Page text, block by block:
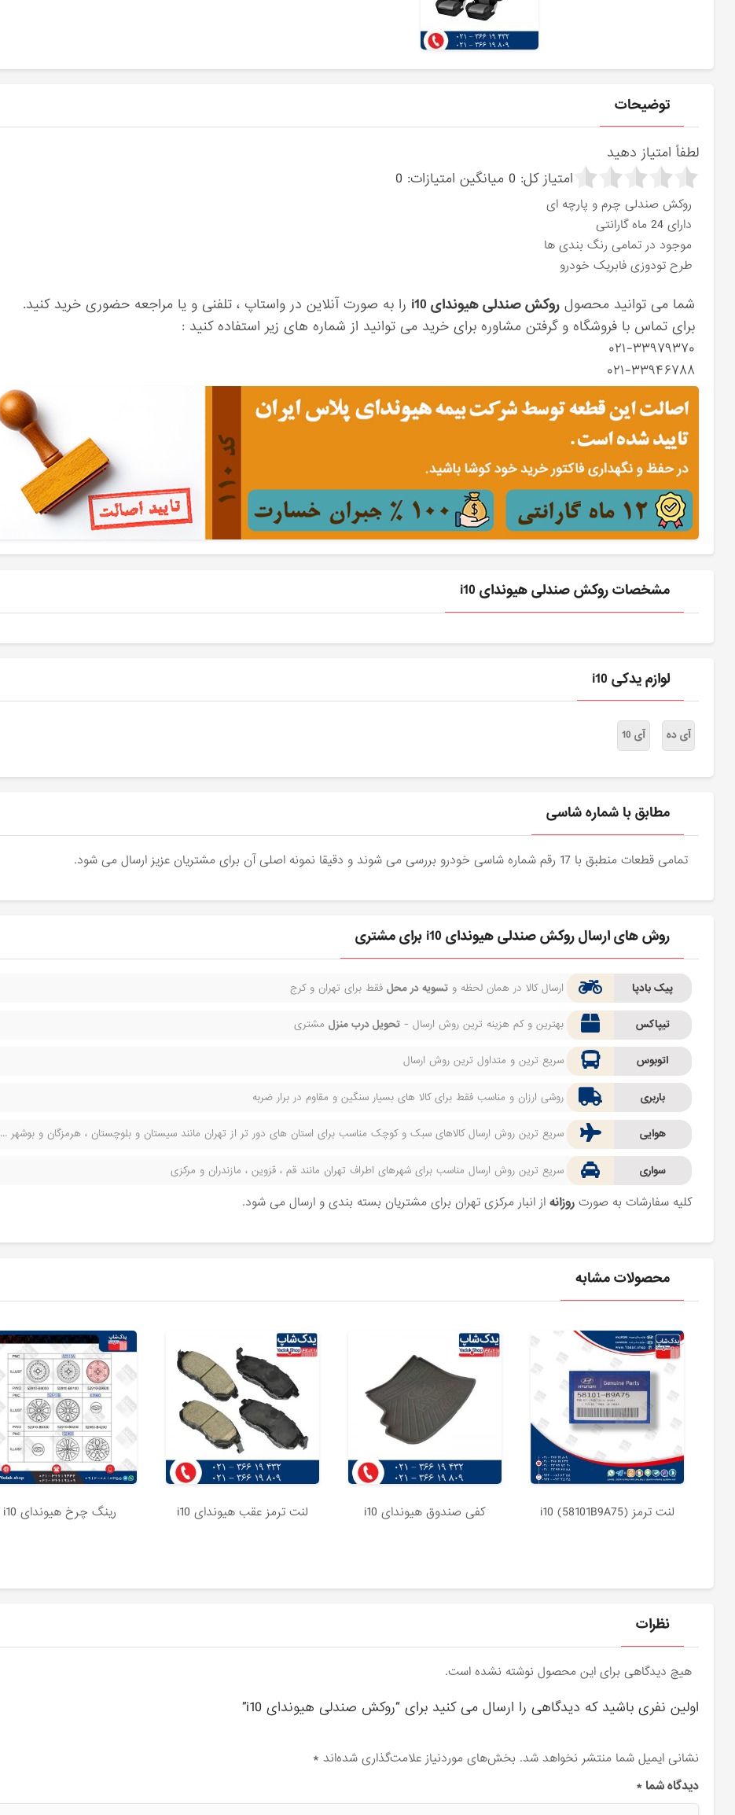
توضیحات
لطفاً امتیاز دهید
امتیاز کل: 0 میانگین امتیازات: 0
روکش صندلی چرم و پارچه ای
دارای 24 ماه گارانتی
موجود در تمامی رنگ بندی ها
طرح تودوزی فابریک خودرو
شما می توانید محصولروکش صندلی هیوندای i10
را به صورت آنلاین در واستاپ ، تلفنی و یا مراجعه حضوری خرید کنید.
برای تماس با فروشگاه و گرفتن مشاوره برای خرید می توانید از شماره های زیر استفاده کنید :
۰۲۱-۳۳۹۷۹۳۷۰
۰۲۱-۳۳۹۴۶۷۸۸
مشخصات روکش صندلی هیوندای i10
لوازم یدکی i10
آی ده آی 10
مطابق با شماره شاسی
تمامی قطعات منطبق با 17 رقم شماره شاسی خودرو بررسی می شوند و دقیقا نمونه اصلی آن برای مشتریان عزیز ارسال می شود.
روش های ارسال روکش صندلی هیوندای i10 برای مشتری
پیک بادپا ارسال کالا در همان لحظه وتسویه در محل فقط برای تهران و کرج
تیپاکس بهترین و کم هزینه ترین روش ارسال -تحویل درب منزل مشتری
اتوبوس سریع ترین و متداول ترین روش ارسال
باربری روشی ارزان و مناسب فقط برای کالا های بسیار سنگین و مقاوم در برار ضربه
هوایی سریع ترین روش ارسال کالاهای سبک و کوچک مناسب برای استان های دور تر از تهران مانند سیستان و بلوچستان ، هرمزگان و بوشهر ...
سواری سریع ترین روش ارسال مناسب برای شهرهای اطراف تهران مانند قم ، قزوین ، مازندران و مرکزی
کلیه سفارشات به صورتروزانه از انبار مرکزی تهران برای مشتریان بسته بندی و ارسال می شود.
محصولات مشابه
لنت ترمز (58101B9A75) i10 کفی صندوق هیوندای i10 لنت ترمز عقب هیوندای i10 رینگ چرخ هیوندای i10
نظرات
هیچ دیدگاهی برای این محصول نوشته نشده است.
اولین نفری باشید که دیدگاهی را ارسال می کنید برای “روکش صندلی هیوندای i10”
نشانی ایمیل شما منتشر نخواهد شد. بخش‌های موردنیاز علامت‌گذاری شده‌اند *
دیدگاه شما*